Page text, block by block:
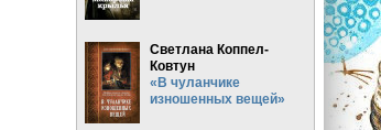
Светлана Коппел-
Ковтун
«В чуланчике
изношенных вещей»